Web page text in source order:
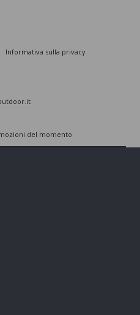
Informativa sulla privacy
del momento